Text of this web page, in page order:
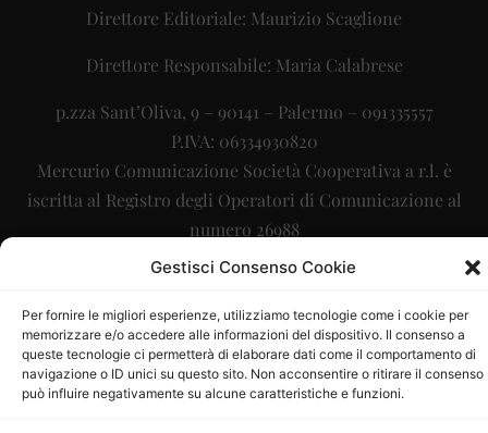
Gestisci Consenso Cookie
Per fornire le migliori esperienze, utilizziamo tecnologie come i cookie per
memorizzare e/o accedere alle informazioni del dispositivo. Il consenso a
queste tecnologie ci permetterà di elaborare dati come il comportamento di
navigazione o ID unici su questo sito. Non acconsentire o ritirare il consenso
può influire negativamente su alcune caratteristiche e funzioni.
Direttore Editoriale: Maurizio Scaglione
Direttore Responsabile: Maria Calabrese
p.zza Sant’Oliva, 9 – 90141 – Palermo – 091335557
P.IVA: 06334930820
Mercurio Comunicazione Società Cooperativa a r.l. è
iscritta al Registro degli Operatori di Comunicazione al
numero 26988
Sito gestito daLa Digitale srl– info@ladigitale.it